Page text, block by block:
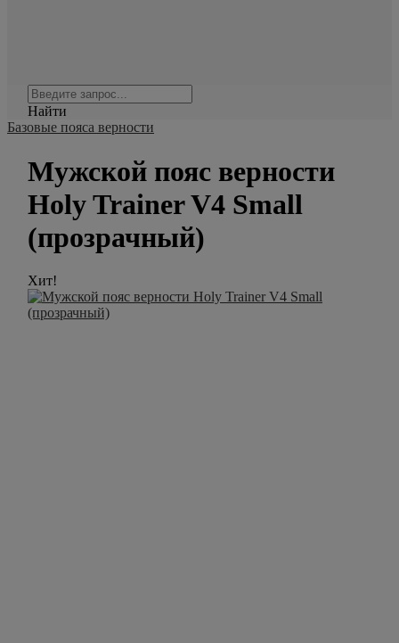
Найти
Базовые пояса верности
Мужской пояс верности
Holy Trainer V4 Small
(прозрачный)
Хит!